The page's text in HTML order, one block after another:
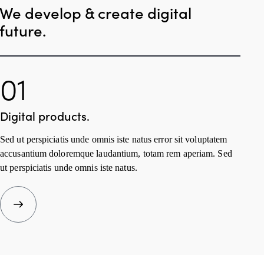
We develop & create digital
future.
01
Digital products.
Sed ut perspiciatis unde omnis iste natus error sit voluptatem
accusantium doloremque laudantium, totam rem aperiam. Sed
ut perspiciatis unde omnis iste natus.